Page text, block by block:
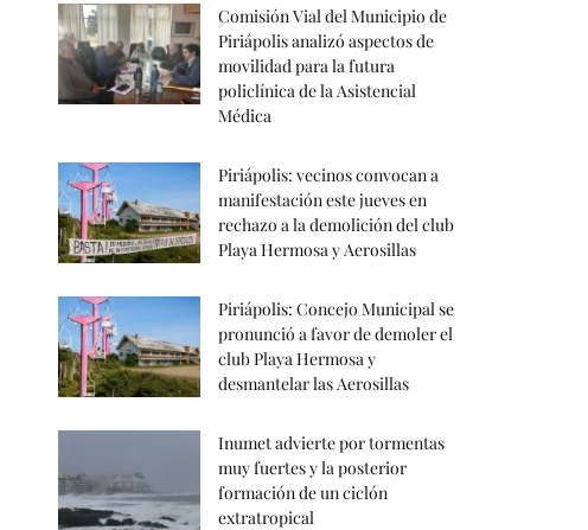
Comisión Vial del Municipio de
Piriápolis analizó aspectos de
movilidad para la futura
policlínica de la Asistencial
Médica
Piriápolis: vecinos convocan a
manifestación este jueves en
rechazo a la demolición del club
Playa Hermosa y Aerosillas
Piriápolis: Concejo Municipal se
pronunció a favor de demoler el
club Playa Hermosa y
desmantelar las Aerosillas
Inumet advierte por tormentas
muy fuertes y la posterior
formación de un ciclón
extratropical